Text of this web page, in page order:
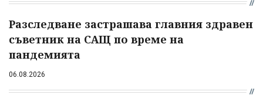
Разследване застрашава главния здравен
съветник на САЩ по време на
пандемията
06.08.2026